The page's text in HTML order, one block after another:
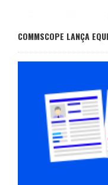
COMMSCOPE LANÇA